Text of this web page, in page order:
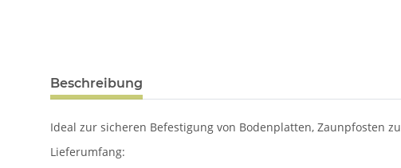
Beschreibung
Ideal zur sicheren Befestigung von Bodenplatten, Zaunpfosten
Lieferumfang: